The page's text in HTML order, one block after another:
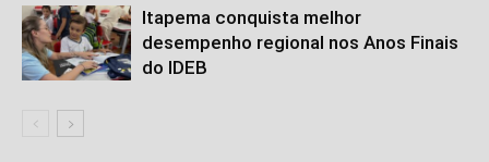
Itapema conquista melhor
desempenho regional nos Anos Finais
do IDEB